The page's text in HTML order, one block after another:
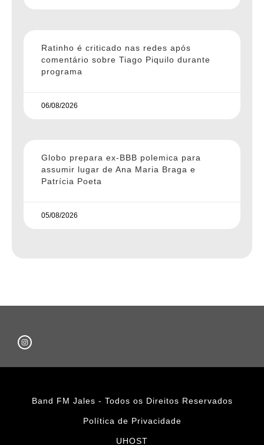
Ratinho é criticado nas redes após
comentário sobre Tiago Piquilo durante
programa
06/08/2026
Globo prepara ex-BBB polemica para
assumir lugar de Ana Maria Braga e
Patrícia Poeta
05/08/2026
Band FM Jales - Todos os Direitos Reservados
Política de Privacidade
UHOST